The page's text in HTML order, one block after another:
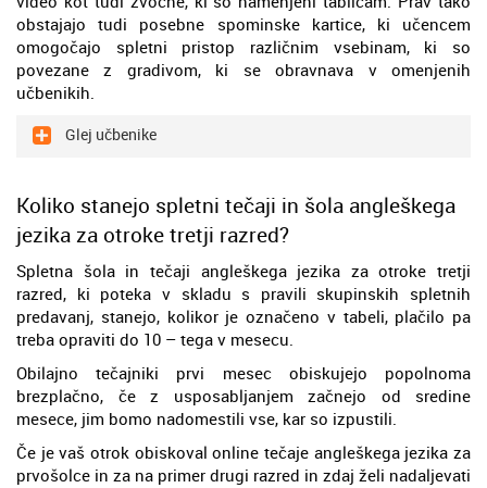
obstajajo tudi posebne spominske kartice, ki učencem
omogočajo spletni pristop različnim vsebinam, ki so
povezane z gradivom, ki se obravnava v omenjenih
učbenikih.
Glej učbenike
Koliko stanejo spletni tečaji in šola angleškega
jezika za otroke tretji razred?
Spletna šola in tečaji angleškega jezika za otroke tretji
razred, ki poteka v skladu s pravili skupinskih spletnih
predavanj, stanejo, kolikor je označeno v tabeli, plačilo pa
treba opraviti do 10 – tega v mesecu.
Obilajno tečajniki prvi mesec obiskujejo popolnoma
brezplačno, če z usposabljanjem začnejo od sredine
mesece, jim bomo nadomestili vse, kar so izpustili.
Če je vaš otrok obiskoval online tečaje angleškega jezika za
prvošolce in za na primer drugi razred in zdaj želi nadaljevati